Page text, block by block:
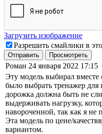
Загрузить изображение
Разрешить смайлики в
Отправить Просмотреть
Роман 24 января 2022 17:15
Эту модель выбирал
было выбрать тренажер
дорожка должна быть не
выдерживать нагрузку,
навороченной, так как я не
Эта модель по цене/
вариантом.